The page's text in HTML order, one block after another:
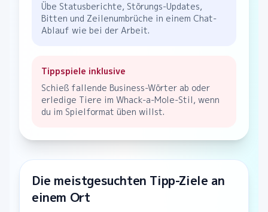
Übe Statusberichte, Störungs-Updates,
Bitten und Zeilenumbrüche in einem Chat-
Ablauf wie bei der Arbeit.
Tippspiele inklusive
Schieß fallende Business-Wörter ab oder
erledige Tiere im Whack-a-Mole-Stil, wenn
du im Spielformat üben willst.
Die meistgesuchten Tipp-Ziele an
einem Ort